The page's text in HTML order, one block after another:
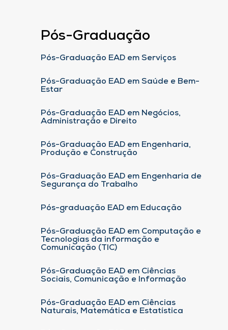
Pós-Graduação
Pós-Graduação EAD em Serviços
Pós-Graduação EAD em Saúde e Bem-
Estar
Pós-Graduação EAD em Negócios,
Administração e Direito
Pós-Graduação EAD em Engenharia,
Produção e Construção
Pós-Graduação EAD em Engenharia de
Segurança do Trabalho
Pós-graduação EAD em Educação
Pós-Graduação EAD em Computação e
Tecnologias da informação e
Comunicação (TIC)
Pós-Graduação EAD em Ciências
Sociais, Comunicação e Informação
Pós-Graduação EAD em Ciências
Naturais, Matemática e Estatística